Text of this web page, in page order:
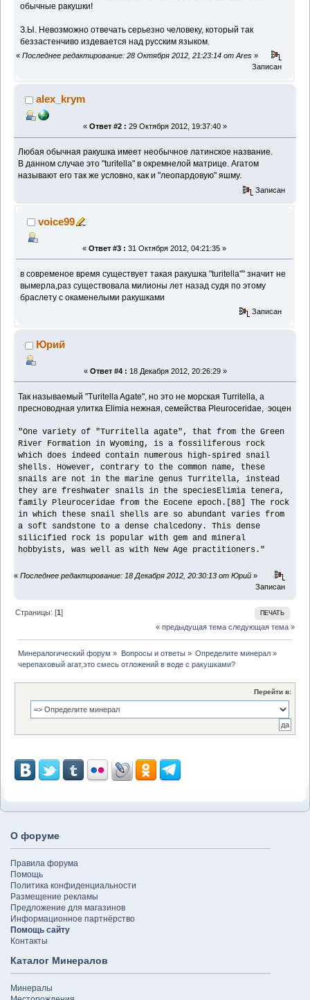
обычные ракушки!
З.Ы. Невозможно отвечать серьезно человеку, который так
беззастенчиво издевается над русским языком.
« Последнее редактирование: 28 Октября 2012, 21:23:14 от Ares »
Записан
alex_krym
« Ответ #2 : 29 Октября 2012, 19:37:40 »
Любая обычная ракушка имеет необычное латинское название.
В данном случае это "turitella" в окремнелой матрице. Агатом
называют его так же условно, как и "леопардовую" яшму.
Записан
voice99
« Ответ #3 : 31 Октября 2012, 04:21:35 »
в современое время существует такая ракушка "turitella"" значит не
вымерла,раз существовала милионы лет назад судя по этому
браслету с окаменелыми ракушками
Записан
Юрий
« Ответ #4 : 18 Декабря 2012, 20:26:29 »
Так называемый "Turitella Agate", но это не морская Turritella, а
пресноводная улитка Elimia нежная, семейства Pleuroceridae, эоцен
"One variety of "Turritella agate", that from the Green
River Formation in Wyoming, is a fossiliferous rock
which does indeed contain numerous high-spired snail
shells. However, contrary to the common name, these
snails are not in the marine genus Turritella, instead
they are freshwater snails in the speciesElimia tenera,
family Pleuroceridae from the Eocene epoch.[88] The rock
in which these snail shells are so abundant varies from
a soft sandstone to a dense chalcedony. This dense
silicified rock is popular with gem and mineral
hobbyists, was well as with New Age practitioners."
« Последнее редактирование: 18 Декабря 2012, 20:30:13 от Юрий »
Записан
ПЕЧАТЬ
Страницы: [1]
« предыдущая тема следующая тема »
Минералогический форум » Вопросы и ответы» Определите минерал»
черепаховый агат,это смесь отложений в воде с ракушками?
Перейти в:
О форуме
Правила форума
Помощь
Политика конфиденциальности
Размещение рекламы
Предложение для магазинов
Информационное партнёрство
Помощь сайту
Контакты
Каталог Минералов
Минералы